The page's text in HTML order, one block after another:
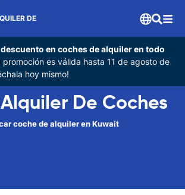
DE
en coches de alquiler en todo
promoción es válida hasta 11 de agosto de
hoy mismo!
De Coches
coche de alquiler en Kuwait